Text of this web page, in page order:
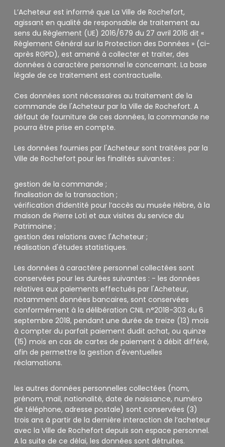
L’Acheteur est informé que La Ville de Rochefort,
agissant en qualité de responsable de traitement au
sens du Règlement (UE) 2016/679 du 27 avril 2016 dit «
Règlement Général sur la Protection des Données » (ci-
après RGPD), est amené à collecter et traiter, des
données à caractère personnel le concernant. La base
légale de ce traitement est contractuelle.
Ces données sont nécessaires au traitement de la
commande de l'Acheteur par la Ville de Rochefort. A
défaut de fourniture de ces données, la commande ne
pourra être prise en compte.
Les données fournies par l'Acheteur sont traitées par la
Ville de Rochefort pour les finalités suivantes :
gestion de la commande ;
finalisation de la transaction ;
vérification d’identité pour l’accès au musée Hèbre, à la
maison de Pierre Loti et aux visites du service du
Patrimoine ;
gestion des relations avec l'Acheteur ;
réalisation d'études statistiques.
Les données à caractère personnel collectées sont
conservées pour les durées suivantes : - les données
relatives aux paiements effectués par l'Acheteur,
notamment données bancaires, sont conservées
conformément à la délibération CNIL n°2018-303 du 6
septembre 2018, pendant une durée de treize (13) mois
à compter du parfait paiement dudit achat, ou quinze
(15) mois en cas de cartes de paiement à débit différé,
afin de permettre la gestion d'éventuelles
réclamations.
les autres données personnelles collectées (nom,
prénom, mail, nationalité, date de naissance, numéro
de téléphone, adresse postale) sont conservées (3)
trois ans à partir de la dernière interaction de l’acheteur
avec la Ville de Rochefort depuis son espace personnel.
A la suite de ce délai, les données sont détruites.